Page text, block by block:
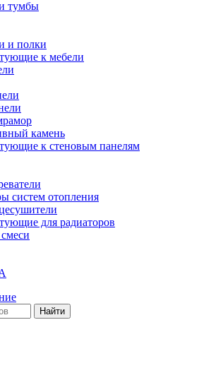
тумбы
и полки
к мебели
камень
к стеновым панелям
систем отопления
для радиаторов
Найти